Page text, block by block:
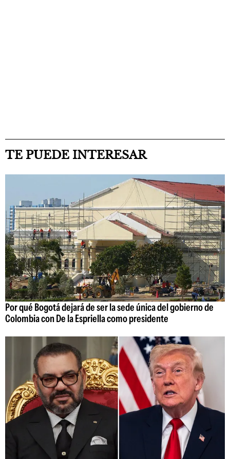
TE PUEDE INTERESAR
Por qué Bogotá dejará de ser la sede única del gobierno de
Colombia con De la Espriella como presidente